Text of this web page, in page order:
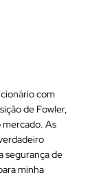
com
de Fowler,
mercado. As
segurança de
minha